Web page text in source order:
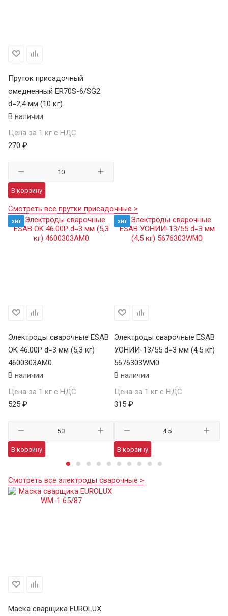
Пруток присадочный
омедненный ER70S-6/SG2
d=2,4 мм (10 кг)
В наличии
Цена за 1 кг с НДС
270 ₽
В корзину
Смотреть все прутки присадочные >
хит
Электроды сварочные ESAB
OK 46.00Р d=3 мм (5,3 кг)
4600303AM0
В наличии
Цена за 1 кг с НДС
525 ₽
В корзину
хит
Электроды сварочные ESAB
УОНИИ-13/55 d=3 мм (4,5 кг)
5676303WM0
В наличии
Цена за 1 кг с НДС
315 ₽
В корзину
Смотреть все электроды сварочные >
Маска сварщика EUROLUX